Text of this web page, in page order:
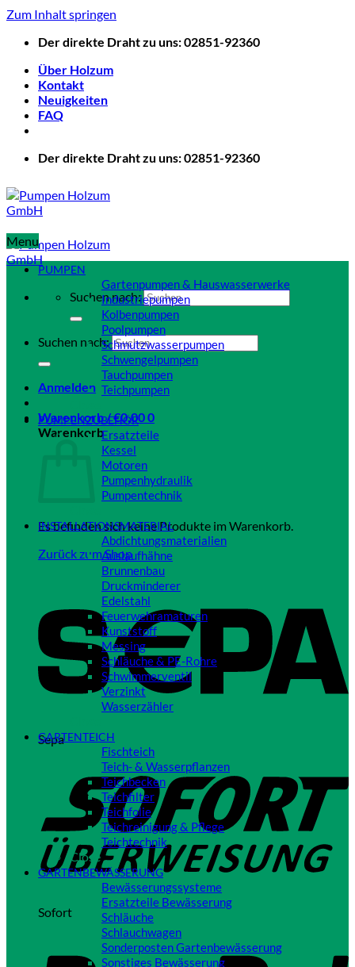
Zum Inhalt springen
Der direkte Draht zu uns: 02851-92360
Über Holzum
Kontakt
Neuigkeiten
FAQ
Der direkte Draht zu uns: 02851-92360
Suchen nach:
Suchen nach:
Anmelden
Warenkorb /€0,000
Warenkorb
Es befinden sich keine Produkte im Warenkorb.
Zurück zum Shop
Sepa
Sofort
Menu
PUMPEN
Gartenpumpen & Hauswasserwerke
Industriepumpen
Kolbenpumpen
Poolpumpen
Schmutzwasserpumpen
Schwengelpumpen
Tauchpumpen
Teichpumpen
PUMPENZUBEHÖR
Ersatzteile
Kessel
Motoren
Pumpenhydraulik
Pumpentechnik
INSTALLATIONSMATERIAL
Abdichtungsmaterialien
Auslaufhähne
Brunnenbau
Druckminderer
Edelstahl
Feuerwehramaturen
Kunststoff
Messing
Schläuche & PE-Rohre
Schwimmerventil
Verzinkt
Wasserzähler
GARTENTEICH
Fischteich
Teich- & Wasserpflanzen
Teichbecken
Teichfilter
Teichfolie
Teichreinigung & Pflege
Teichtechnik
Close
GARTENBEWÄSSERUNG
Bewässerungssysteme
Ersatzteile Bewässerung
Schläuche
Schlauchwagen
Sonderposten Gartenbewässerung
Sonstiges Bewässerung